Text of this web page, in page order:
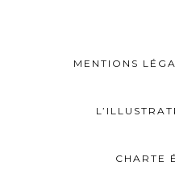
MENTIONS
CHARTE